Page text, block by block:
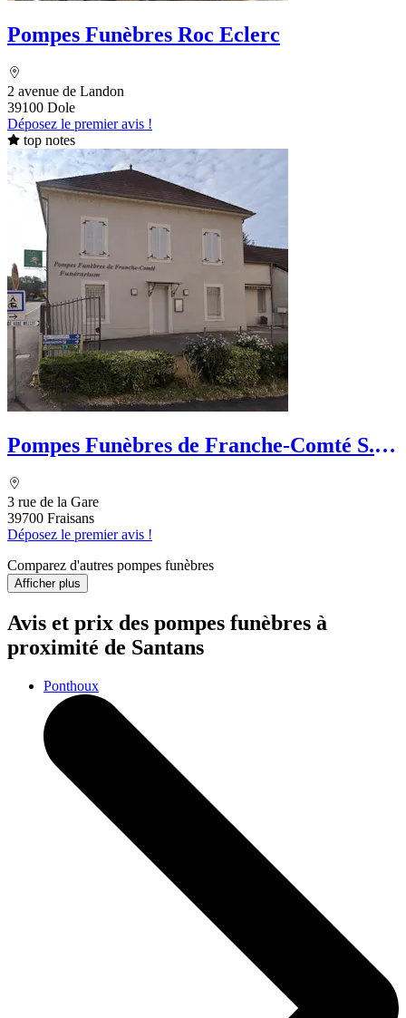
Pompes Funèbres Roc Eclerc
2 avenue de Landon
39100 Dole
Déposez le premier avis !
top notes
Pompes Funèbres de Franche-Comté S.
3 rue de la Gare
39700 Fraisans
Déposez le premier avis !
Comparez d'autres pompes funèbres
Afficher plus
Avis et prix des pompes funèbres à
proximité de Santans
Ponthoux